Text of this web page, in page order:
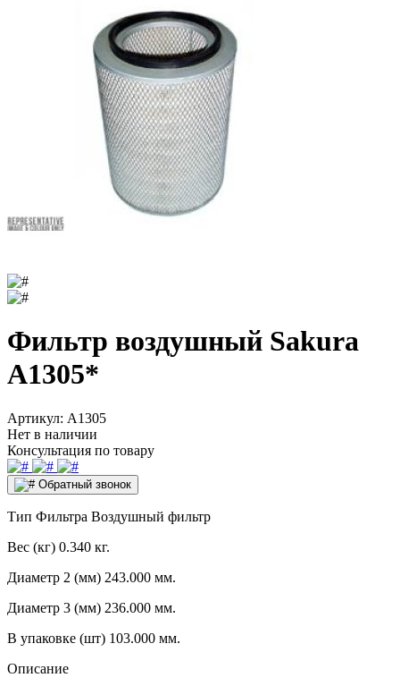
Фильтр воздушный Sakura
A1305*
Артикул: A1305
Нет в наличии
Консультация по товару
Обратный звонок
Тип Фильтра Воздушный фильтр
Вес (кг) 0.340 кг.
Диаметр 2 (мм) 243.000 мм.
Диаметр 3 (мм) 236.000 мм.
В упаковке (шт) 103.000 мм.
Описание